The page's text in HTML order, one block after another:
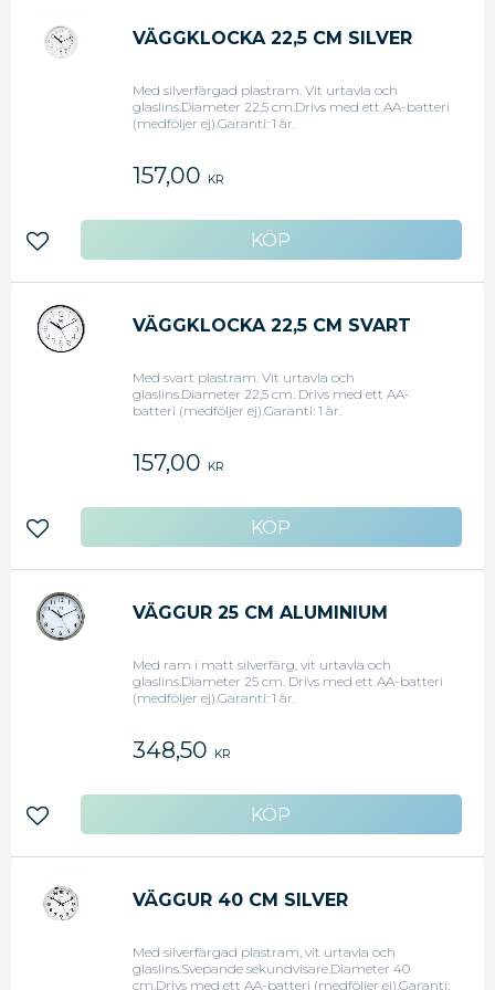
VÄGGKLOCKA 22,5 CM SILVER
Med silverfärgad plastram. Vit urtavla och
glaslins.Diameter 22,5 cm.Drivs med ett AA-batteri
(medföljer ej).Garanti: 1 år.
157,00 KR
Lägg till i favoriter
VÄGGKLOCKA 22,5 CM SVART
Med svart plastram. Vit urtavla och
glaslins.Diameter 22,5 cm. Drivs med ett AA-
batteri (medföljer ej).Garanti: 1 år.
157,00 KR
Lägg till i favoriter
VÄGGUR 25 CM ALUMINIUM
Med ram i matt silverfärg, vit urtavla och
glaslins.Diameter 25 cm. Drivs med ett AA-batteri
(medföljer ej).Garanti: 1 år.
348,50 KR
Lägg till i favoriter
VÄGGUR 40 CM SILVER
Med silverfärgad plastram, vit urtavla och
glaslins.Svepande sekundvisare.Diameter 40
cm.Drivs med ett AA-batteri (medföljer ej).Garanti: